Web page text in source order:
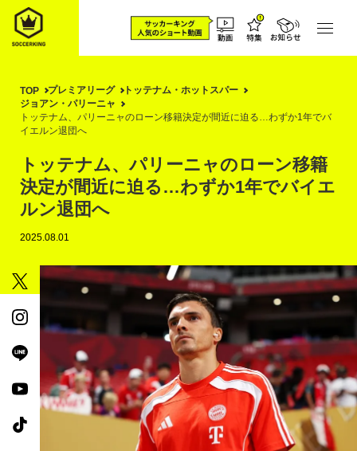
TOP プレミアリーグ
トッテナム・ホットスパー
ジョアン・パリーニャ
トッテナム、パリーニャのローン移籍決定が間近に迫る…わずか1年でバ
イエルン退団へ
トッテナム、パリーニャのローン移籍
決定が間近に迫る…わずか1年でバイエ
ルン退団へ
2025.08.01